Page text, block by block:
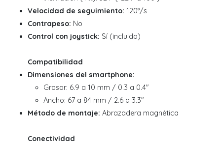
Velocidad de seguimiento: 120°/s
Contrapeso: No
Control con joystick: Sí (incluido)
Compatibilidad
Dimensiones del smartphone:
Grosor: 6.9 a 10 mm / 0.3 a 0.4"
Ancho: 67 a 84 mm / 2.6 a 3.3"
Método de montaje: Abrazadera magnética
Conectividad